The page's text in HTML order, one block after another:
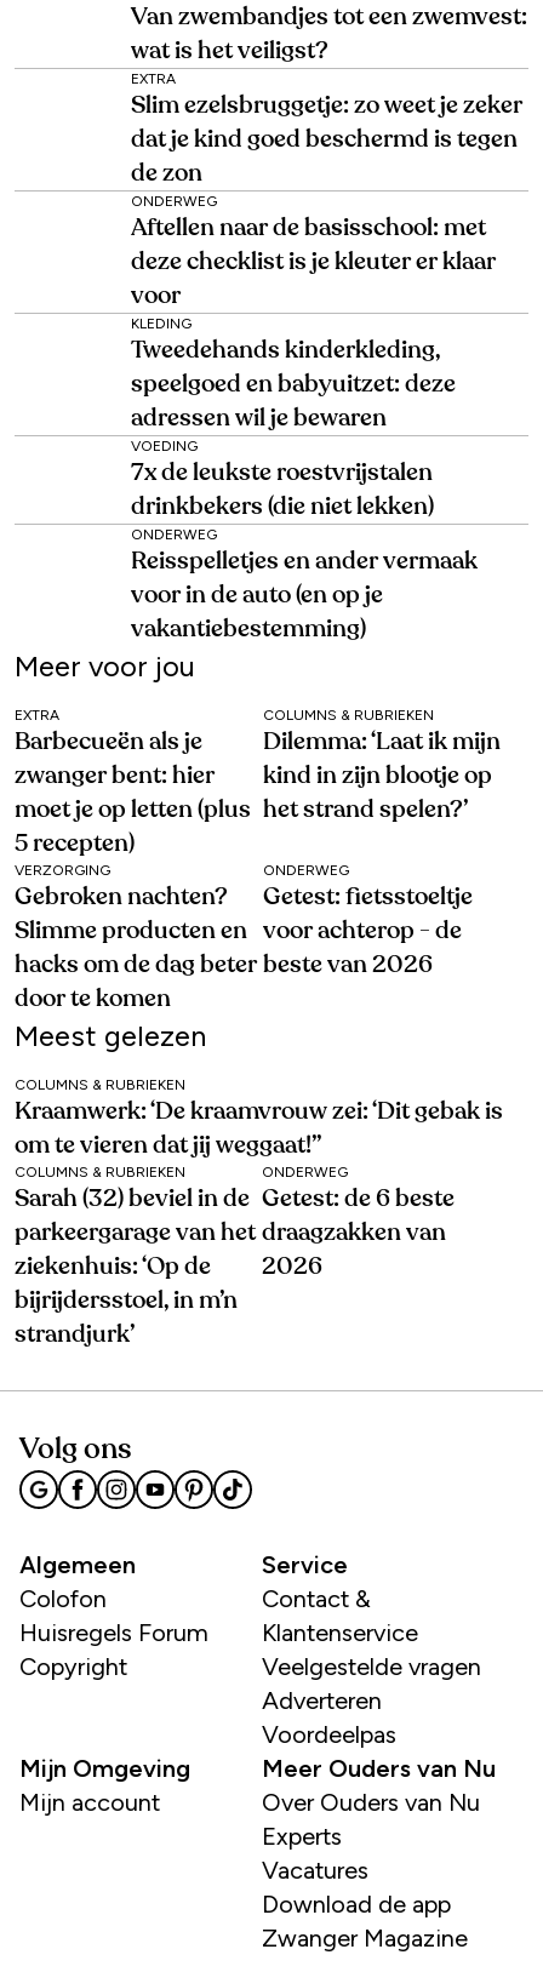
Van zwembandjes tot een zwemvest:
wat is het veiligst?
EXTRA
Slim ezelsbruggetje: zo weet je zeker
dat je kind goed beschermd is tegen
de zon
ONDERWEG
Aftellen naar de basisschool: met
deze checklist is je kleuter er klaar
voor
KLEDING
Tweedehands kinderkleding,
speelgoed en babyuitzet: deze
adressen wil je bewaren
VOEDING
7x de leukste roestvrijstalen
drinkbekers (die niet lekken)
ONDERWEG
Reisspelletjes en ander vermaak
voor in de auto (en op je
vakantiebestemming)
Meer voor jou
EXTRA
Barbecueën als je
zwanger bent: hier
moet je op letten (plus
5 recepten)
COLUMNS & RUBRIEKEN
Dilemma: ‘Laat ik mijn
kind in zijn blootje op
het strand spelen?’
VERZORGING
Gebroken nachten?
Slimme producten en
hacks om de dag beter
door te komen
ONDERWEG
Getest: fietsstoeltje
voor achterop - de
beste van 2026
Meest gelezen
COLUMNS & RUBRIEKEN
Kraamwerk: ‘De kraamvrouw zei: ‘Dit gebak is
om te vieren dat jij weggaat!’’
COLUMNS & RUBRIEKEN
Sarah (32) beviel in de
parkeergarage van het
ziekenhuis: ‘Op de
bijrijdersstoel, in m’n
strandjurk’
ONDERWEG
Getest: de 6 beste
draagzakken van
2026
Volg ons
Algemeen
Colofon
Huisregels Forum
Copyright
Service
Contact &
Klantenservice
Veelgestelde vragen
Adverteren
Voordeelpas
Mijn Omgeving
Mijn account
Meer Ouders van Nu
Over Ouders van Nu
Experts
Vacatures
Download de app
Zwanger Magazine